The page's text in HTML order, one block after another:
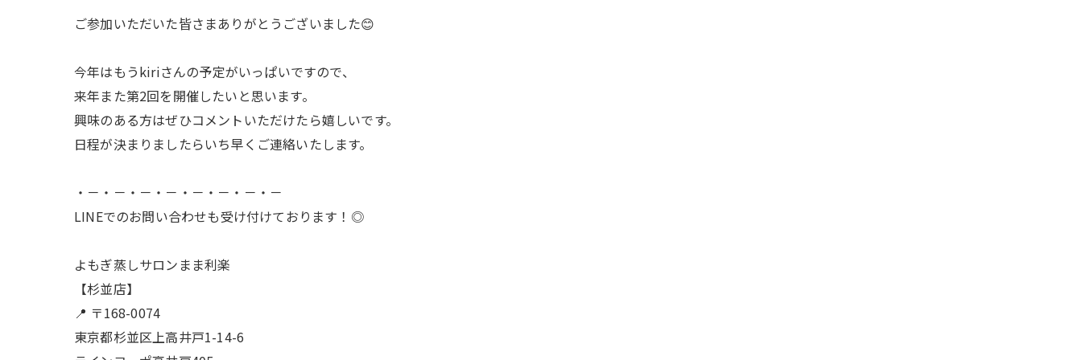
ご参加いただいた皆さまありがとうございました😊
今年はもうkiriさんの予定がいっぱいですので、
来年また第2回を開催したいと思います。
興味のある方はぜひコメントいただけたら嬉しいです。
日程が決まりましたらいち早くご連絡いたします。
・－・－・－・－・－・－・－・－
LINEでのお問い合わせも受け付けております！◎
よもぎ蒸しサロンまま利楽
【杉並店】
📍 〒168-0074
東京都杉並区上高井戸1-14-6